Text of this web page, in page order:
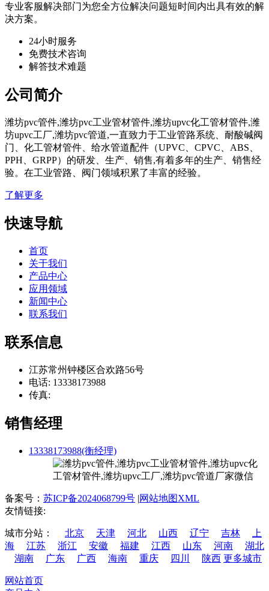
专业客服解决部门为您全方位解决问题短时间内出具有效的解
决方案。
24小时服务
免费技术咨询
解答技术难题
公司简介
潍坊pvc管件,潍坊pvc工业管材管件,潍坊upvc化工管材管件,潍
坊upvc工厂,潍坊pvc管道,一直致力于工业管路系统、耐酸碱阀
门、化工管材管件、给水管道配件（UPVC、CPVC、ABS、
PPH、GRPP）的研发、生产、销售,有着多年的生产、销售经
验。在工业管路、阀门领域积累了丰富的经验。
了解更多
快速导航
首页
关于我们
产品中心
应用领域
新闻中心
联系我们
联系信息
江苏常州钟楼区合欢路56号
电话: 13338173988
传真:
销售经理
13338173988(衡经理)
备案号： 苏ICP备2024068799号 |网站地图XML
友情链接:
城市分站： 北京 天津 河北 山西 辽宁 吉林
上
海
江苏 浙江 安徽 福建 江西 山东 河南
湖北
湖南
广东 广西 海南 重庆 四川 陕西 更多城市
网站首页